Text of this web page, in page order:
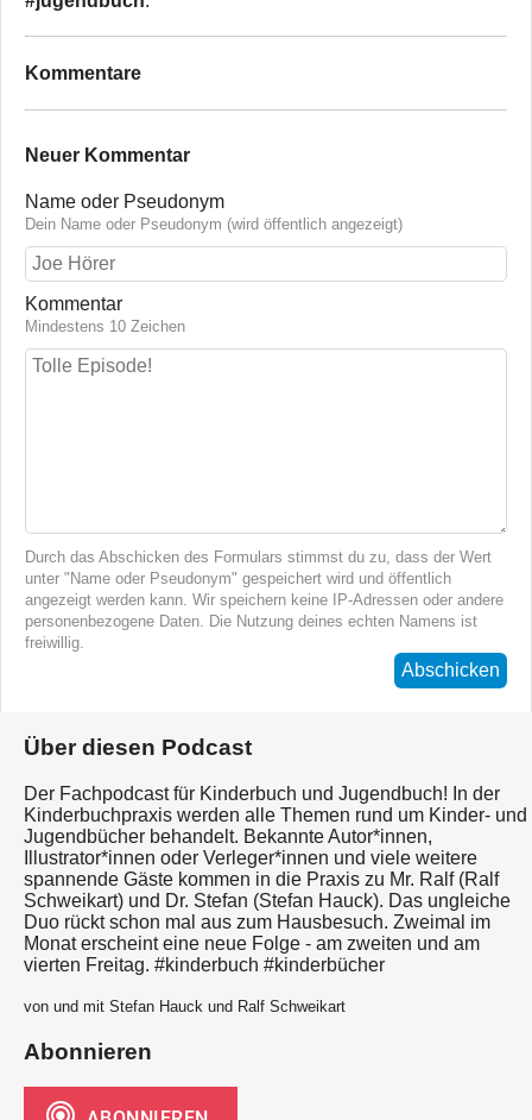
Kommentare
Neuer Kommentar
Name oder Pseudonym
Dein Name oder Pseudonym (wird öffentlich angezeigt)
Kommentar
Mindestens 10 Zeichen
Durch das Abschicken des Formulars stimmst du zu, dass der Wert
unter "Name oder Pseudonym" gespeichert wird und öffentlich
angezeigt werden kann. Wir speichern keine IP-Adressen oder andere
personenbezogene Daten. Die Nutzung deines echten Namens ist
freiwillig.
Abschicken
Über diesen Podcast
Der Fachpodcast für Kinderbuch und Jugendbuch! In der
Kinderbuchpraxis werden alle Themen rund um Kinder- und
Jugendbücher behandelt. Bekannte Autor*innen,
Illustrator*innen oder Verleger*innen und viele weitere
spannende Gäste kommen in die Praxis zu Mr. Ralf (Ralf
Schweikart) und Dr. Stefan (Stefan Hauck). Das ungleiche
Duo rückt schon mal aus zum Hausbesuch. Zweimal im
Monat erscheint eine neue Folge - am zweiten und am
vierten Freitag. #kinderbuch #kinderbücher
von und mit Stefan Hauck und Ralf Schweikart
Abonnieren